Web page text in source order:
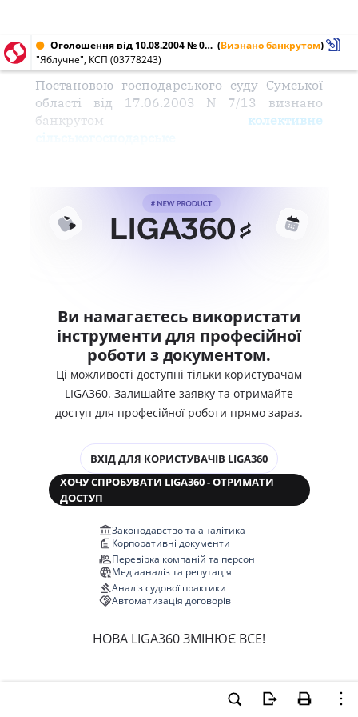
Оголошення від 10.08.2004 № 03778243 (Визнано банкрутом)
"Яблучне", КСП (03778243)
Постановою господарського суду Сумської
області від 17.06.2003 N 7/13 визнано
банкрутом колективне
Ви намагаєтесь використати
інструменти для професійної
роботи з документом.
Ці можливості доступні тільки користувачам
LIGA360. Залишайте заявку та отримайте
доступ для професійної роботи прямо зараз.
ВХІД ДЛЯ КОРИСТУВАЧІВ LIGA360
ХОЧУ СПРОБУВАТИ LIGA360 - ОТРИМАТИ
ДОСТУП
Законодавство та аналітика
Корпоративні документи
Перевірка компаній та персон
Медіааналіз та репутація
Аналіз судової практики
Автоматизація договорів
НОВА LIGA360 ЗМІНЮЄ ВСЕ!